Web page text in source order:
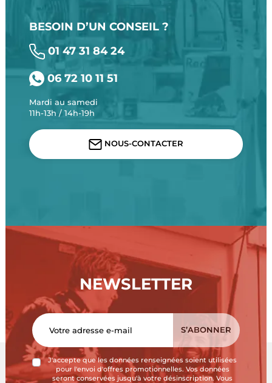
BESOIN D’UN CONSEIL ?
01 47 31 84 24
06 72 10 11 51
Mardi au samedi
11h-13h / 14h-19h
NOUS-CONTACTER
NEWSLETTER
J'accepte que les données renseignées soient utilisées
pour l'envoi d'offres promotionnelles. Vos données
seront conservées jusqu'à votre désinscription. Vous